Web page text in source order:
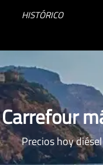
HISTÓRICO
Precios hoy